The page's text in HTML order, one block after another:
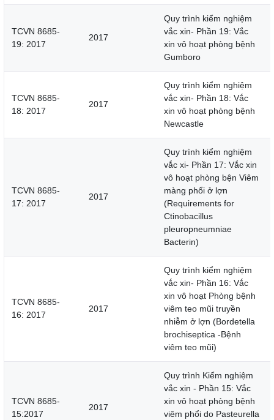
TCVN 8685-
19: 2017
2017
Quy trình kiểm nghiệm
vắc xin- Phần 19: Vắc
xin vô hoạt phòng bệnh
Gumboro
TCVN 8685-
18: 2017
2017
Quy trình kiểm nghiệm
vắc xin- Phần 18: Vắc
xin vô hoạt phòng bệnh
Newcastle
TCVN 8685-
17: 2017
2017
Quy trình kiểm nghiệm
vắc xi- Phần 17: Vắc xin
vô hoạt phòng bện Viêm
màng phổi ở lợn
(Requirements for
Ctinobacillus
pleuropneumniae
Bacterin)
TCVN 8685-
16: 2017
2017
Quy trình kiểm nghiệm
vắc xin- Phần 16: Vắc
xin vô hoạt Phòng bệnh
viêm teo mũi truyền
nhiễm ở lợn (Bordetella
brochiseptica -Bệnh
viêm teo mũi)
TCVN 8685-
15:2017
2017
Quy trình Kiểm nghiệm
vắc xin - Phần 15: Vắc
xin vô hoạt phòng bệnh
viêm phổi do Pasteurella